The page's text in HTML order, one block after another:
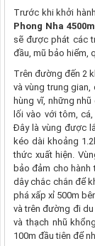
Trước khi khởi
Phong Nha 4500m
sẽ được phát các
đầu, mũ bảo hiểm,
Trên đường đến 2
và vùng trung
hùng vĩ, những
lối vào với tôm,
Đây là vùng được
kéo dài khoảng
thức xuất hiện.
bảo đảm cho
dây chắc chắn để
phá xấp xỉ 500m
và trên đường đi
và thạch nhũ
100m đầu tiên để